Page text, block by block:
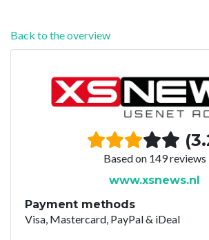
Back to the overview
Based on 149 reviews
www.xsnews.nl
Payment methods
Visa, Mastercard, PayPal & iDeal